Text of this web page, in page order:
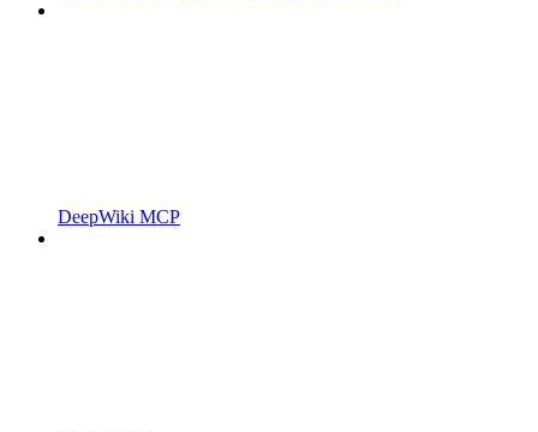
DeepWiki MCP